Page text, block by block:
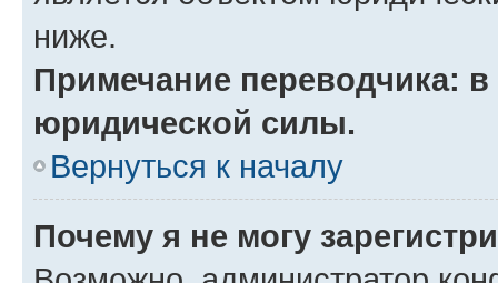
ниже.
Примечание переводчика:
юридической силы.
Вернуться к началу
Почему я не могу